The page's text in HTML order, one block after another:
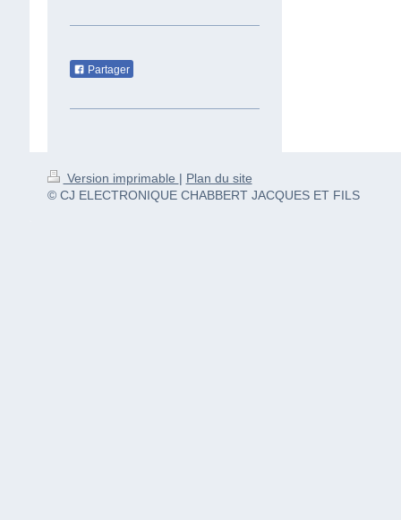
Partager
Version imprimable | Plan du site
© CJ ELECTRONIQUE CHABBERT JACQUES ET FILS